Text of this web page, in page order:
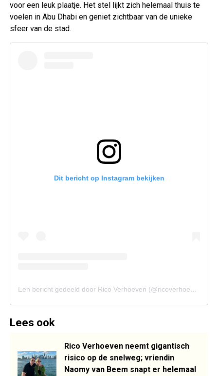
voor een leuk plaatje. Het stel lijkt zich helemaal thuis te
voelen in Abu Dhabi en geniet zichtbaar van de unieke
sfeer van de stad.
Dit bericht op Instagram bekijken
Een bericht gedeeld door Rico Verhoeven (@ricoverhoeven)
Lees ook
Rico Verhoeven neemt gigantisch
risico op de snelweg; vriendin
Naomy van Beem snapt er helemaal